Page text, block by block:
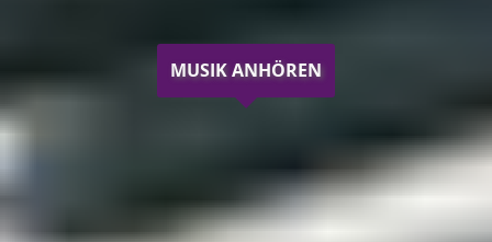
MUSIK ANHÖREN